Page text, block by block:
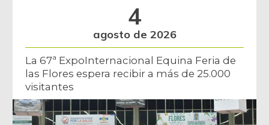
4
agosto de 2026
La 67ª ExpoInternacional Equina Feria de
las Flores espera recibir a más de 25.000
visitantes